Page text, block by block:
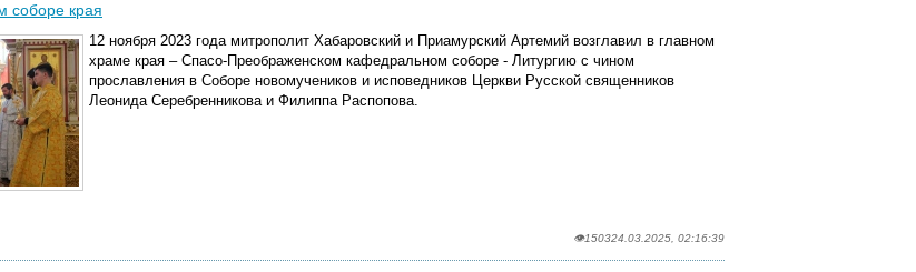
соборе края
12 ноября 2023 года митрополит Хабаровский и Приамурский Артемий возглавил в главном
храме края – Спасо-Преображенском кафедральном соборе - Литургию с чином
прославления в Соборе новомучеников и исповедников Церкви Русской священников
Леонида Серебренникова и Филиппа Распопова.
👁150324.03.2025, 02:16:39